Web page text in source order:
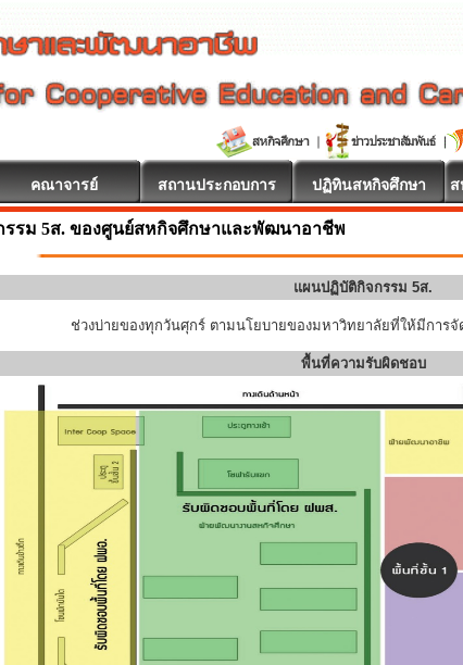
คณาจารย์ สถานประกอบการ ปฏิทินสหกิจศึกษา
อนรับ
รรม 5ส. ของศูนย์สหกิจศึกษาและพัฒนาอาชีพ
แผนปฏิบัติกิจกรรม 5ส.
ช่วงบ่ายของทุกวันศุกร์ ตามนโยบายของมหาวิทยาลัยที่ให้มีการจั
พื้นที่ความรับผิดชอบ